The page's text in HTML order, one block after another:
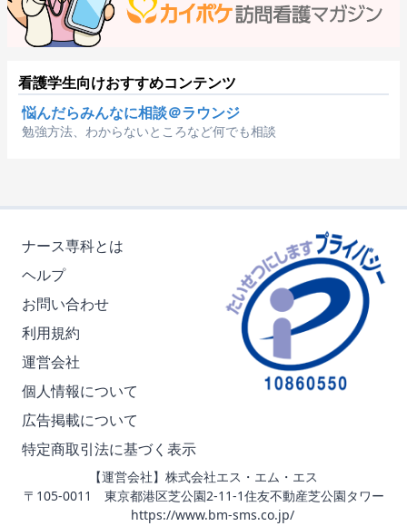
看護学生向けおすすめコンテンツ
悩んだらみんなに相談＠ラウンジ
勉強方法、わからないところなど何でも相談
ナース専科とは
ヘルプ
お問い合わせ
利用規約
運営会社
個人情報について
広告掲載について
特定商取引法に基づく表示
【運営会社】株式会社エス・エム・エス
〒105-0011 東京都港区芝公園2-11-1住友不動産芝公園タワー
https://www.bm-sms.co.jp/